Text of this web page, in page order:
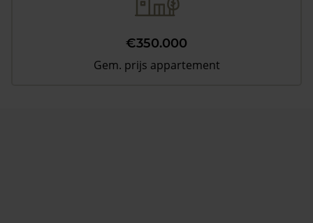
€350.000
Gem. prijs appartement